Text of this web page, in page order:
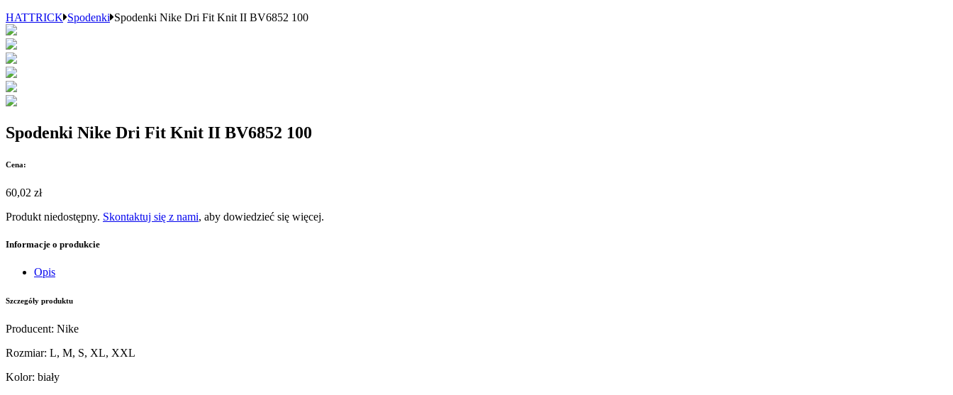
HATTRICK Spodenki Spodenki Nike Dri Fit Knit II BV6852 100
Spodenki Nike Dri Fit Knit II BV6852 100
Cena:
60,02 zł
Produkt niedostępny. Skontaktuj się z nami, aby dowiedzieć się więcej.
Informacje o produkcie
Opis
Szczegóły produktu
Producent: Nike
Rozmiar: L, M, S, XL, XXL
Kolor: biały